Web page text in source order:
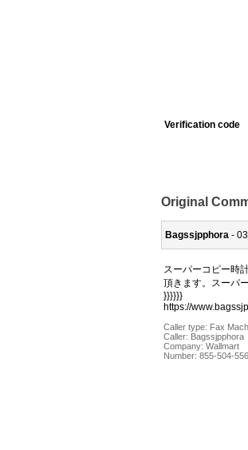
Verification code
Original
Bagssjpphora -
スーパーコピー時
頂きます。スーパ
}}}}}}
https://
Caller type: Fax
Caller: Bagssjpphora
Company: Wallmart
Number: 855-504-